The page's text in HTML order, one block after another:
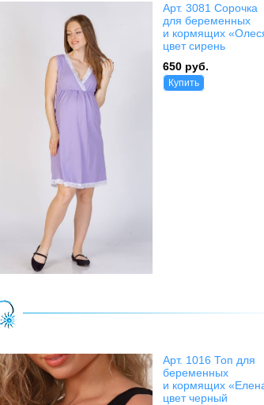
Арт. 3081 Сорочка
для беременных
и кормящих
цвет сирень
650 руб.
Купить
Арт. 1016 Топ для
беременных
и кормящих
цвет черный